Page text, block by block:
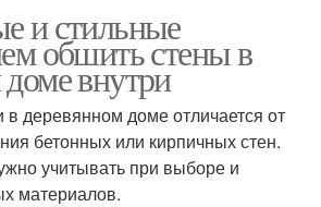
и стильные
обшить стены в
внутри
в деревянном доме отличается от
бетонных или кирпичных стен.
учитывать при выборе и
материалов.